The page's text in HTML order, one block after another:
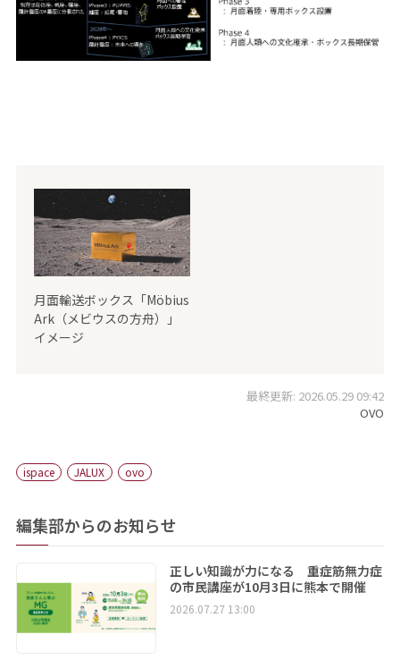
月面輸送ボックス「Möbius
Ark（メビウスの方舟）」
イメージ
最終更新: 2026.05.29 09:42
OVO
ispace JALUX ovo
編集部からのお知らせ
正しい知識が力になる 重症筋無力症
の市民講座が10月3日に熊本で開催
2026.07.27 13:00